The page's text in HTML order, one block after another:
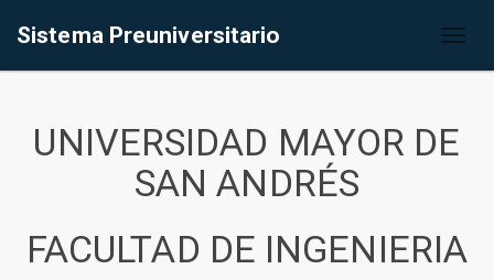
Sistema Preuniversitario
UNIVERSIDAD MAYOR DE
SAN ANDRÉS
FACULTAD DE INGENIERIA